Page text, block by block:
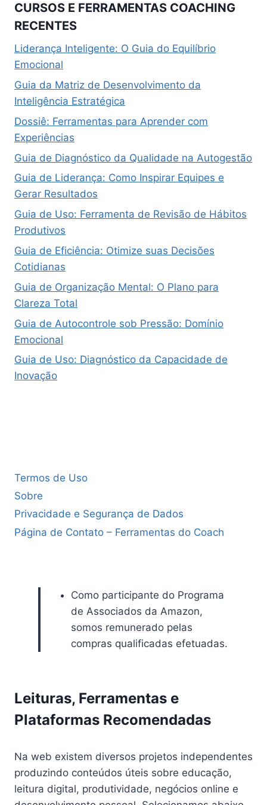
CURSOS E FERRAMENTAS COACHING
RECENTES
Liderança Inteligente: O Guia do Equilíbrio
Emocional
Guia da Matriz de Desenvolvimento da
Inteligência Estratégica
Dossiê: Ferramentas para Aprender com
Experiências
Guia de Diagnóstico da Qualidade na Autogestão
Guia de Liderança: Como Inspirar Equipes e
Gerar Resultados
Guia de Uso: Ferramenta de Revisão de Hábitos
Produtivos
Guia de Eficiência: Otimize suas Decisões
Cotidianas
Guia de Organização Mental: O Plano para
Clareza Total
Guia de Autocontrole sob Pressão: Domínio
Emocional
Guia de Uso: Diagnóstico da Capacidade de
Inovação
Termos de Uso
Sobre
Privacidade e Segurança de Dados
Página de Contato – Ferramentas do Coach
Como participante do Programa
de Associados da Amazon,
somos remunerado pelas
compras qualificadas efetuadas.
Leituras, Ferramentas e
Plataformas Recomendadas
Na web existem diversos projetos independentes
produzindo conteúdos úteis sobre educação,
leitura digital, produtividade, negócios online e